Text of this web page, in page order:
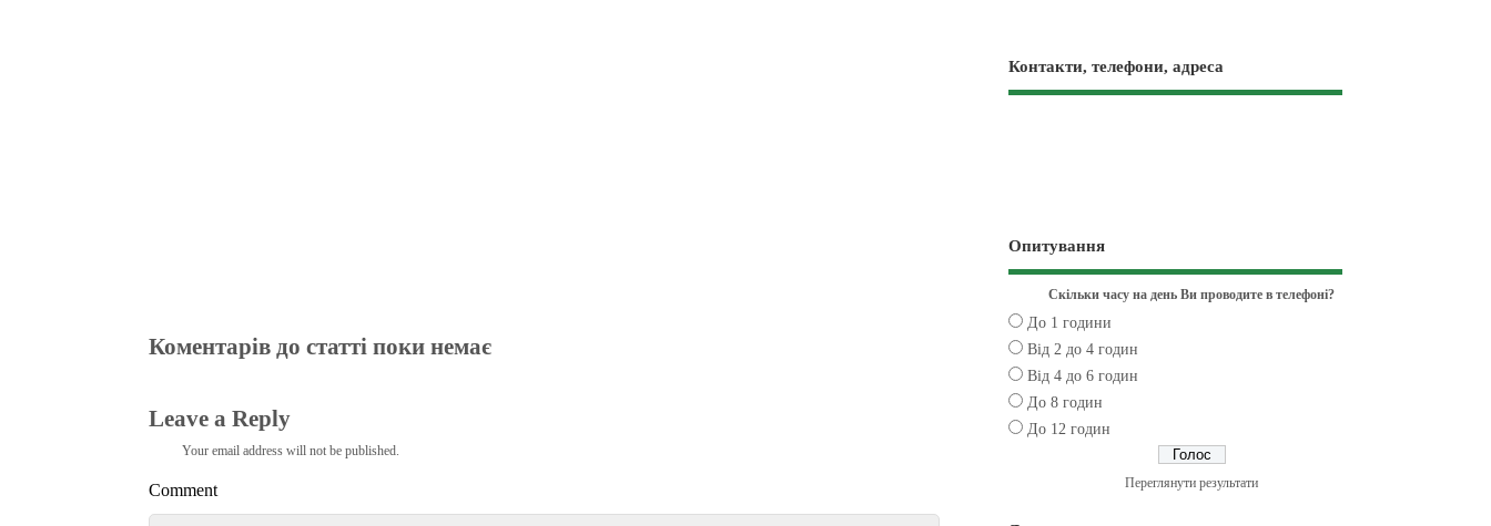
Коментарів до статті поки немає
Leave a Reply
Your email address will not be published.
Comment
Контакти, телефони, адреса
Опитування
Скільки часу на день Ви проводите в телефоні?
До 1 години
Від 2 до 4 годин
Від 4 до 6 годин
До 8 годин
До 12 годин
Переглянути результати